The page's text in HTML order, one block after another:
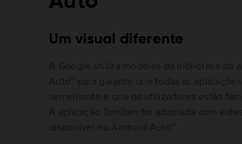
Um visual diferente